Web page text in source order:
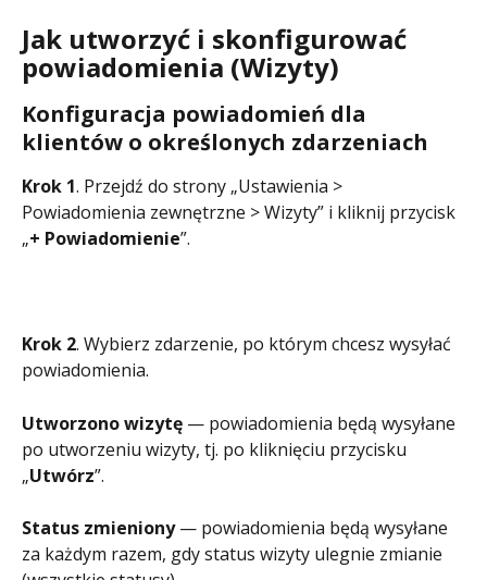
Jak utworzyć i skonfigurować
powiadomienia (Wizyty)
Konfiguracja powiadomień dla
klientów o określonych zdarzeniach
Krok 1. Przejdź do strony „Ustawienia >
Powiadomienia zewnętrzne > Wizyty” i kliknij przycisk
„+ Powiadomienie”.
Krok 2. Wybierz zdarzenie, po którym chcesz wysyłać
powiadomienia.
Utworzono wizytę — powiadomienia będą wysyłane
po utworzeniu wizyty, tj. po kliknięciu przycisku
„Utwórz”.
Status zmieniony — powiadomienia będą wysyłane
za każdym razem, gdy status wizyty ulegnie zmianie